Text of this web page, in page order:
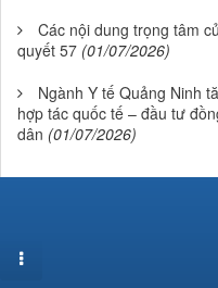
Các nội dung trọng tâm
quyết 57 (01/07/2026)
Ngành Y tế Quảng Ninh
hợp tác quốc tế – đầu tư
dân (01/07/2026)
HƯỚNG DẪN SỬ DỤNG